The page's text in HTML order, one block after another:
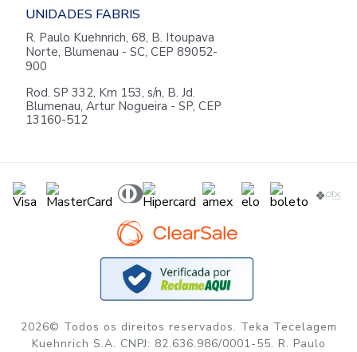
UNIDADES FABRIS
R. Paulo Kuehnrich, 68, B. Itoupava
Norte, Blumenau - SC, CEP 89052-
900
Rod. SP 332, Km 153, s/n, B. Jd.
Blumenau, Artur Nogueira - SP, CEP
13160-512
2026© Todos os direitos reservados. Teka Tecelagem
Kuehnrich S.A. CNPJ: 82.636.986/0001-55. R. Paulo